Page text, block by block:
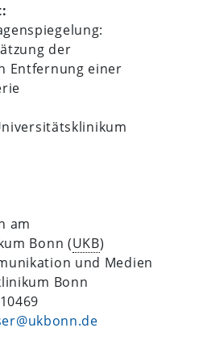
der
Entfernung einer
am
Bonn (UKB)
und Medien
Bonn